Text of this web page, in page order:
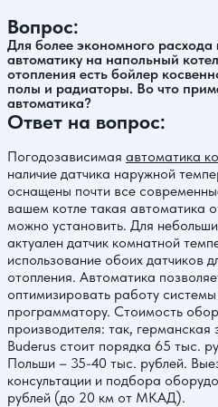
Вопрос:
Для более экономного расхода
автоматику на напольный
отопления есть бойлер
полы и радиаторы. Во что
автоматика?
Ответ на вопрос:
Погодозависимая автоматика
наличие датчика наружной
оснащены почти все
вашем котле такая автоматика
можно установить. Для
актуален датчик комнатной
использование обоих датчиков
отопления. Автоматика
оптимизировать работу
программатору. Стоимость
производителя: так, германская
Buderus стоит порядка 65 тыс.
Польши – 35-40 тыс. рублей.
консультации и подбора
рублей (до 20 км от МКАД).